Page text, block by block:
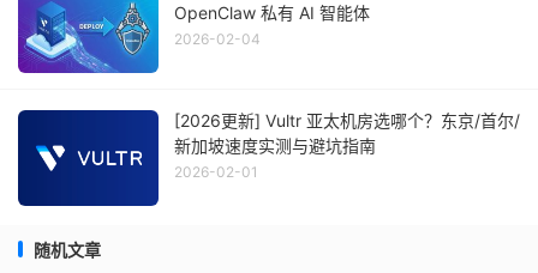
OpenClaw 私有 AI 智能体
2026-02-04
[2026更新] Vultr 亚太机房选哪个？东京/首尔/
新加坡速度实测与避坑指南
2026-02-01
随机文章